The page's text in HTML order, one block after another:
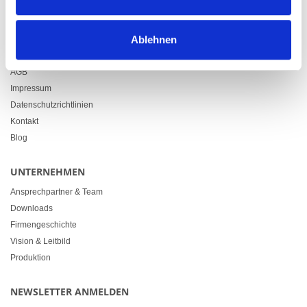
Ablehnen
Downloads
AGB
Impressum
Datenschutzrichtlinien
Kontakt
Blog
UNTERNEHMEN
Ansprechpartner & Team
Downloads
Firmengeschichte
Vision & Leitbild
Produktion
NEWSLETTER ANMELDEN